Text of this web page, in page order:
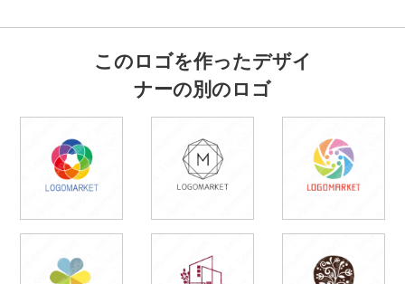
このロゴを作ったデザイ
ナーの別のロゴ